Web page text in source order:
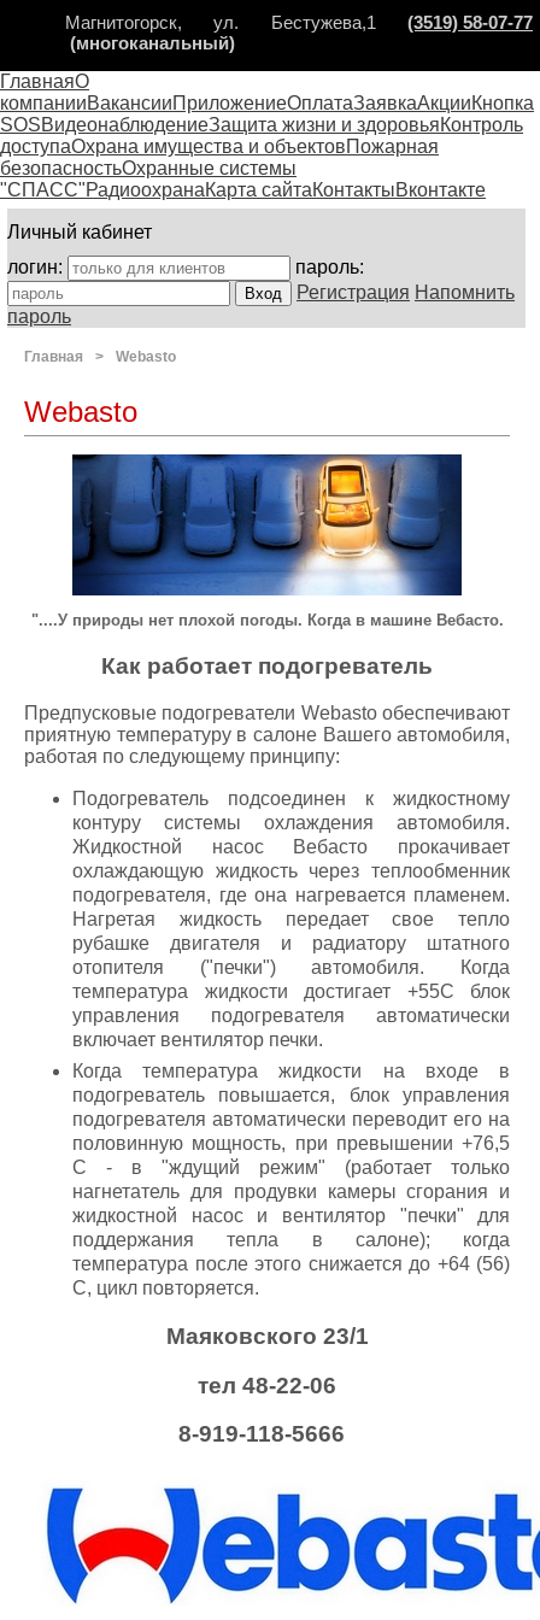
Магнитогорск, ул. Бестужева,1
(3519) 58-07-77
(многоканальный)
ГлавнаяО
компанииВакансииПриложениеОплатаЗаявкаАкцииКнопка
SOSВидеонаблюдениеЗащита жизни и здоровьяКонтроль
доступаОхрана имущества и объектовПожарная
безопасностьОхранные системы
"СПАСС"РадиоохранаКарта сайтаКонтактыВконтакте
Личный кабинет
логин:
пароль:
Регистрация Напомнить
пароль
Главная > Webasto
Webasto
"....У природы нет плохой погоды. Когда в машине Вебасто.
Как работает подогреватель
Предпусковые подогреватели Webasto обеспечивают
приятную температуру в салоне Вашего автомобиля,
работая по следующему принципу:
Подогреватель подсоединен к жидкостному
контуру системы охлаждения автомобиля.
Жидкостной насос Вебасто прокачивает
охлаждающую жидкость через теплообменник
подогревателя, где она нагревается пламенем.
Нагретая жидкость передает свое тепло
рубашке двигателя и радиатору штатного
отопителя ("печки") автомобиля. Когда
температура жидкости достигает +55С блок
управления подогревателя автоматически
включает вентилятор печки.
Когда температура жидкости на входе в
подогреватель повышается, блок управления
подогревателя автоматически переводит его на
половинную мощность, при превышении +76,5
С - в "ждущий режим" (работает только
нагнетатель для продувки камеры сгорания и
жидкостной насос и вентилятор "печки" для
поддержания тепла в салоне); когда
температура после этого снижается до +64 (56)
С, цикл повторяется.
Маяковского 23/1
тел 48-22-06
8-919-118-5666